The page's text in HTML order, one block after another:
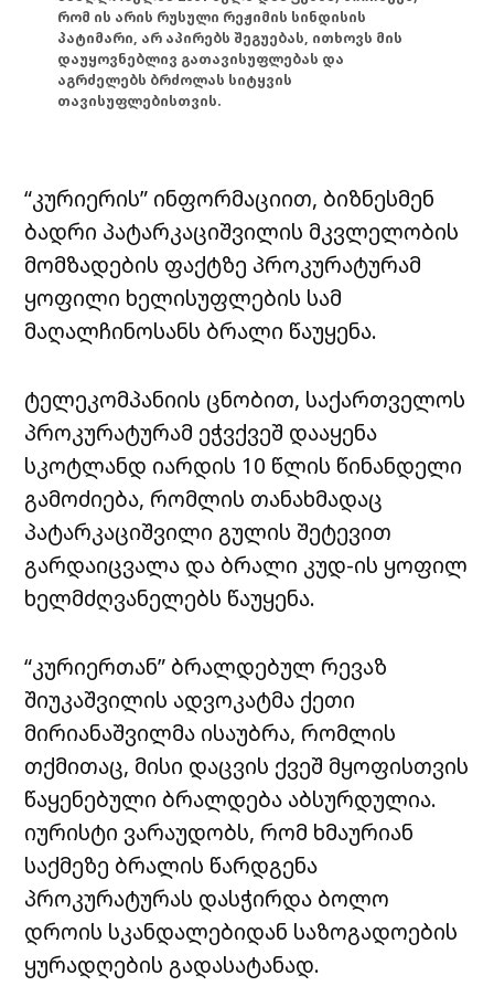
რომ ის არის რუსული რეჟიმის სინდისის
პატიმარი, არ აპირებს შეგუებას, ითხოვს მის
დაუყოვნებლივ გათავისუფლებას და
აგრძელებს ბრძოლას სიტყვის
თავისუფლებისთვის.
“კურიერის” ინფორმაციით, ბიზნესმენ
ბადრი პატარკაციშვილის მკვლელობის
მომზადების ფაქტზე პროკურატურამ
ყოფილი ხელისუფლების სამ
მაღალჩინოსანს ბრალი წაუყენა.
ტელეკომპანიის ცნობით, საქართველოს
პროკურატურამ ეჭვქვეშ დააყენა
სკოტლანდ იარდის 10 წლის წინანდელი
გამოძიება, რომლის თანახმადაც
პატარკაციშვილი გულის შეტევით
გარდაიცვალა და ბრალი კუდ-ის ყოფილ
ხელმძღვანელებს წაუყენა.
“კურიერთან” ბრალდებულ რევაზ
შიუკაშვილის ადვოკატმა ქეთი
მირიანაშვილმა ისაუბრა, რომლის
თქმითაც, მისი დაცვის ქვეშ მყოფისთვის
წაყენებული ბრალდება აბსურდულია.
იურისტი ვარაუდობს, რომ ხმაურიან
საქმეზე ბრალის წარდგენა
პროკურატურას დასჭირდა ბოლო
დროის სკანდალებიდან საზოგადოების
ყურადღების გადასატანად.